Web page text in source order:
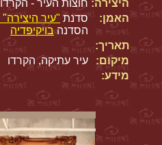
היצירה: חוצות העיר - הקרדו
האמן:
סדנת "עיר היצירה" CitéCréation
הסדנהבויקיפדיה
תאריך:
מיקום:
עיר עתיקה, הקרדו
מידע: